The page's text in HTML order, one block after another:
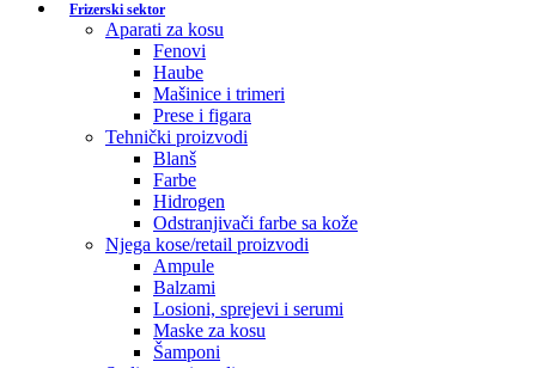
Frizerski sektor
Aparati za kosu
Fenovi
Haube
Mašinice i trimeri
Prese i figara
Tehnički proizvodi
Blanš
Farbe
Hidrogen
Odstranjivači farbe sa kože
Njega kose/retail proizvodi
Ampule
Balzami
Losioni, sprejevi i serumi
Maske za kosu
Šamponi